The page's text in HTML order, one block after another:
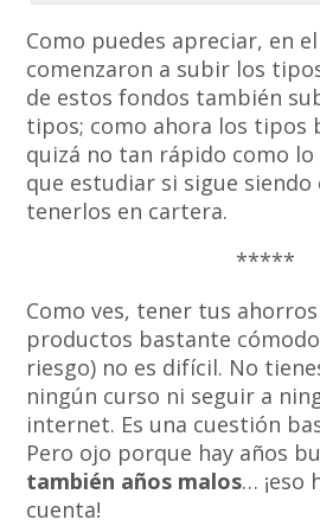
Como puedes apreciar, en
comenzaron a subir los
de estos fondos también
tipos; como ahora los tipos
quizá no tan rápido como
que estudiar si sigue siendo
tenerlos en cartera.
*****
Como ves, tener tus
productos bastante
riesgo) no es difícil. No
ningún curso ni seguir a
internet. Es una cuestión
Pero ojo porque hay años
también años malos… ¡eso
cuenta!